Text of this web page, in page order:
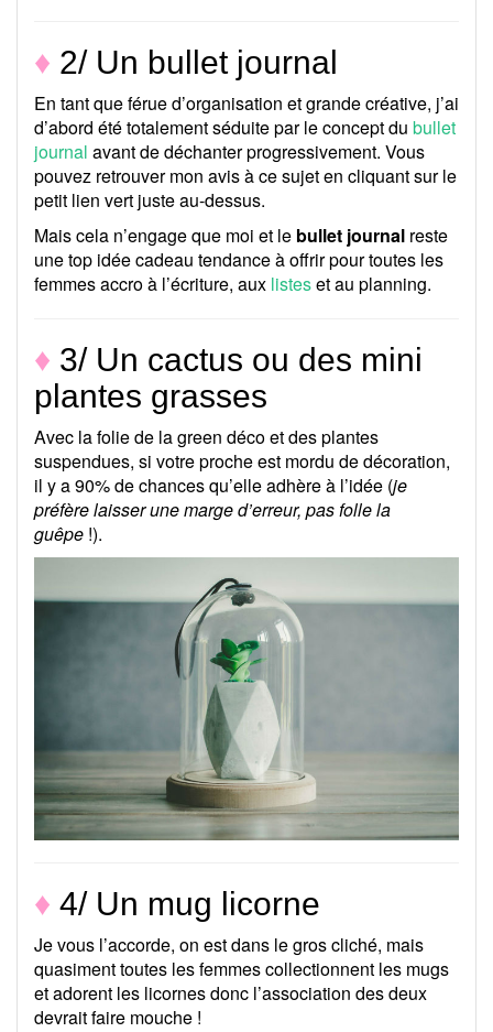
♦ 2/ Un bullet journal
En tant que férue d’organisation et grande créative, j’ai
d’abord été totalement séduite par le concept du bullet
journal avant de déchanter progressivement. Vous
pouvez retrouver mon avis à ce sujet en cliquant sur le
petit lien vert juste au-dessus.
Mais cela n’engage que moi et le bullet journal reste
une top idée cadeau tendance à offrir pour toutes les
femmes accro à l’écriture, aux listeset au planning.
♦ 3/ Un cactus ou des mini
plantes grasses
Avec la folie de la green déco et des plantes
suspendues, si votre proche est mordu de décoration,
il y a 90% de chances qu’elle adhère à l’idée (je
préfère laisser une marge d’erreur, pas folle la
guêpe !).
♦ 4/ Un mug licorne
Je vous l’accorde, on est dans le gros cliché, mais
quasiment toutes les femmes collectionnent les mugs
et adorent les licornes donc l’association des deux
devrait faire mouche !